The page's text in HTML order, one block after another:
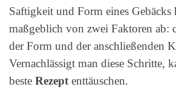
Saftigkeit und Form eines Gebäcks
maßgeblich von zwei Faktoren ab:
der Form und der anschließenden
Vernachlässigt man diese Schritte,
beste Rezept enttäuschen.